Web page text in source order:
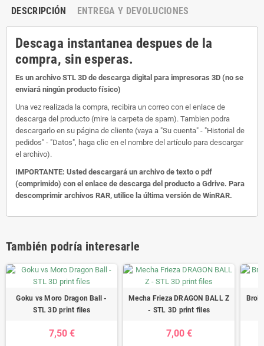
DESCRIPCIÓN ENTREGA Y DEVOLUCIONES
Descaga instantanea despues de la
compra, sin esperas.
Es un archivo STL 3D de descarga digital para impresoras 3D (no se
enviará ningún producto físico)
Una vez realizada la compra, recibira un correo con el enlace de
descarga del producto (mire la carpeta de spam). Tambien podra
descargarlo en su página de cliente (vaya a "Su cuenta" - "Historial de
pedidos" - "Datos", haga clic en el nombre del artículo para descargar
el archivo).
IMPORTANTE: Usted descargará un archivo de texto o pdf
(comprimido) con el enlace de descarga del producto a Gdrive. Para
descomprimir archivos RAR, utilice la última versión de WinRAR.
También podría interesarle
Goku vs Moro Dragon Ball -
STL 3D print files
7,50 €
Mecha Frieza DRAGON BALL Z
- STL 3D print files
7,00 €